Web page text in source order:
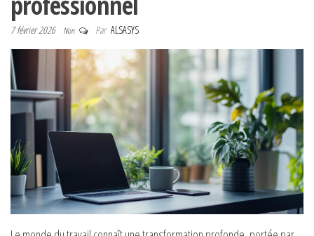
7 février 2026 Non Par ALSASYS